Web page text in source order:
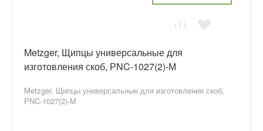
Metzger, Щипцы универсальные для
изготовления скоб, РNC-1027(2)-М
Metzger, Щипцы универсальные для изготовления скоб,
РNC-1027(2)-М